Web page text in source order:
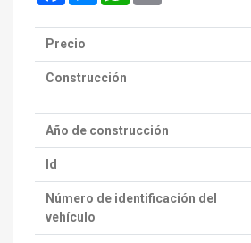
Precio
Construcción
Año de construcción
Id
Número de identificación del
vehículo